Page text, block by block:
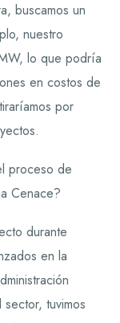
buscamos un
nuestro
lo que podría
en costos de
por
proceso de
Cenace?
durante
en la
tuvimos